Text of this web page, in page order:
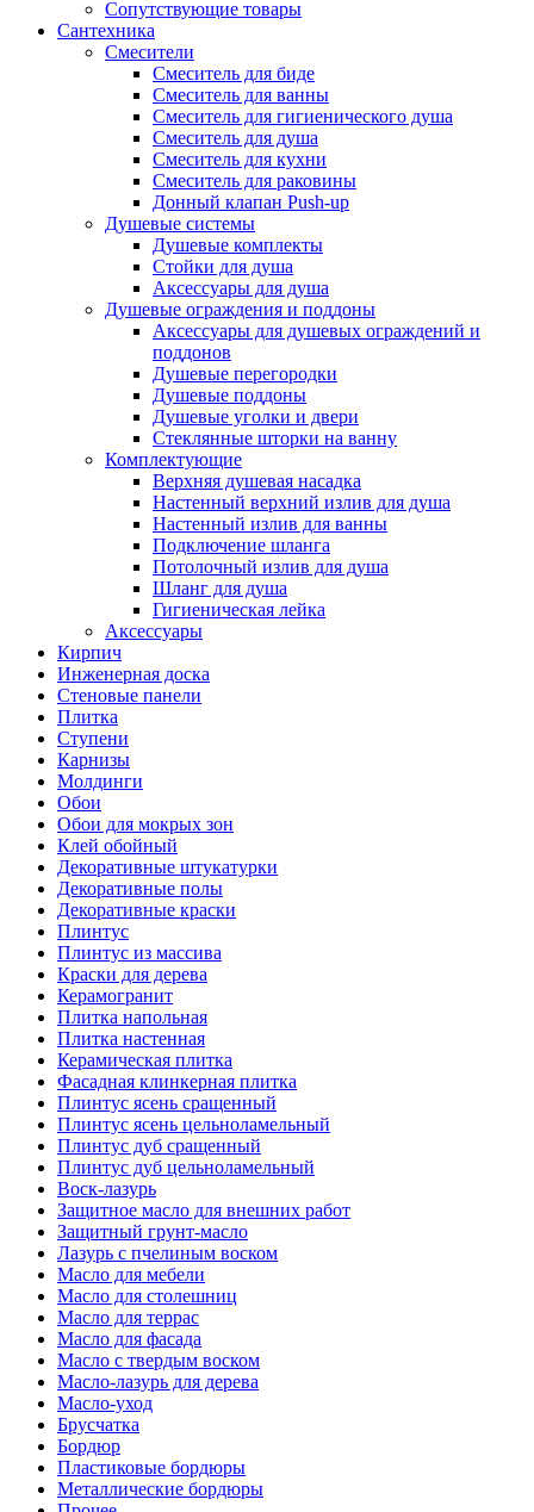
Сопутствующие товары
Сантехника
Смесители
Смеситель для биде
Смеситель для ванны
Смеситель для гигиенического душа
Смеситель для душа
Смеситель для кухни
Смеситель для раковины
Донный клапан Push-up
Душевые системы
Душевые комплекты
Стойки для душа
Аксессуары для душа
Душевые ограждения и поддоны
Аксессуары для душевых ограждений и
поддонов
Душевые перегородки
Душевые поддоны
Душевые уголки и двери
Стеклянные шторки на ванну
Комплектующие
Верхняя душевая насадка
Настенный верхний излив для душа
Настенный излив для ванны
Подключение шланга
Потолочный излив для душа
Шланг для душа
Гигиеническая лейка
Аксессуары
Кирпич
Инженерная доска
Стеновые панели
Плитка
Ступени
Карнизы
Молдинги
Обои
Обои для мокрых зон
Клей обойный
Декоративные штукатурки
Декоративные полы
Декоративные краски
Плинтус
Плинтус из массива
Краски для дерева
Керамогранит
Плитка напольная
Плитка настенная
Керамическая плитка
Фасадная клинкерная плитка
Плинтус ясень сращенный
Плинтус ясень цельноламельный
Плинтус дуб сращенный
Плинтус дуб цельноламельный
Воск-лазурь
Защитное масло для внешних работ
Защитный грунт-масло
Лазурь с пчелиным воском
Масло для мебели
Масло для столешниц
Масло для террас
Масло для фасада
Масло с твердым воском
Масло-лазурь для дерева
Масло-уход
Брусчатка
Бордюр
Пластиковые бордюры
Металлические бордюры